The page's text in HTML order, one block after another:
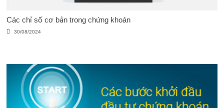
Các chỉ số cơ bản trong chứng khoán
30/08/2024